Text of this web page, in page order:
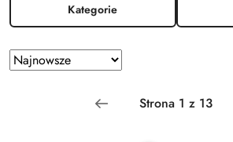
Kategorie
Zastosowano
sortowanie:
Sortuj
według